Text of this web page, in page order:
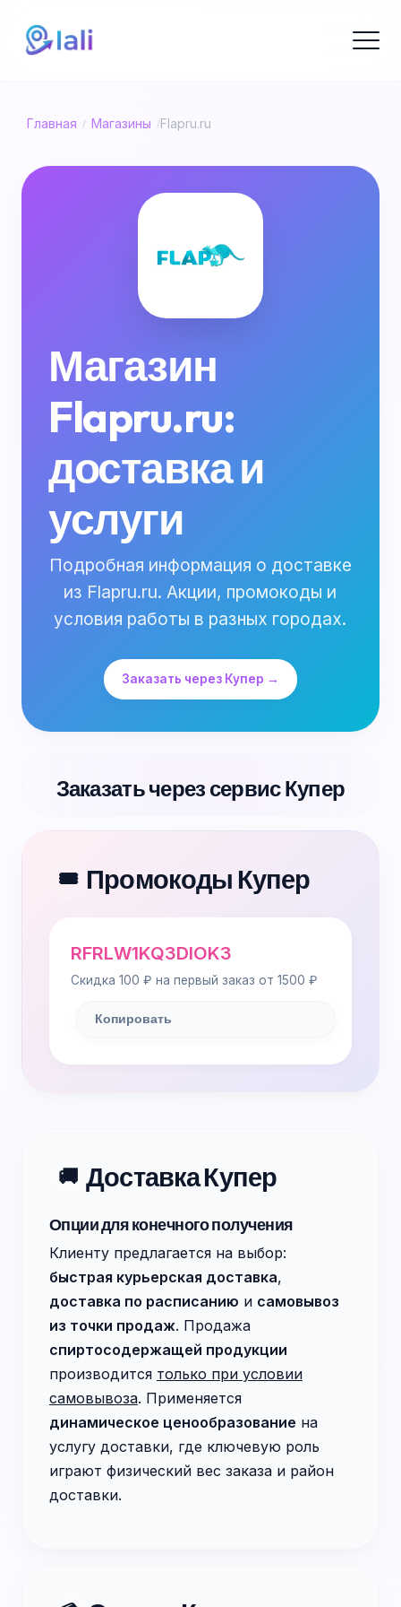
Главная / Магазины /Flapru.ru
Магазин
Flapru.ru:
доставка и
услуги
Подробная информация о доставке
из Flapru.ru. Акции, промокоды и
условия работы в разных городах.
Заказать через Купер →
Заказать через сервис Купер
🎟️ Промокоды Купер
RFRLW1KQ3DIOK3
Скидка 100 ₽ на первый заказ от 1500 ₽
Копировать
🚚 Доставка Купер
Опции для конечного получения
Клиенту предлагается на выбор:
быстрая курьерская доставка,
доставка по расписанию и самовывоз
из точки продаж. Продажа
спиртосодержащей продукции
производится только при условии
самовывоза. Применяется
динамическое ценообразование на
услугу доставки, где ключевую роль
играют физический вес заказа и район
доставки.